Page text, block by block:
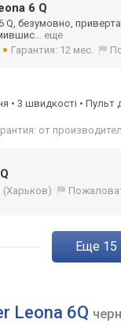
6 Q
Q, безумовно,
... еще
Гарантия: 12 мес.
• 3 швидкості • Пульт
от
(Харьков)
eще 15
Leona 6Q